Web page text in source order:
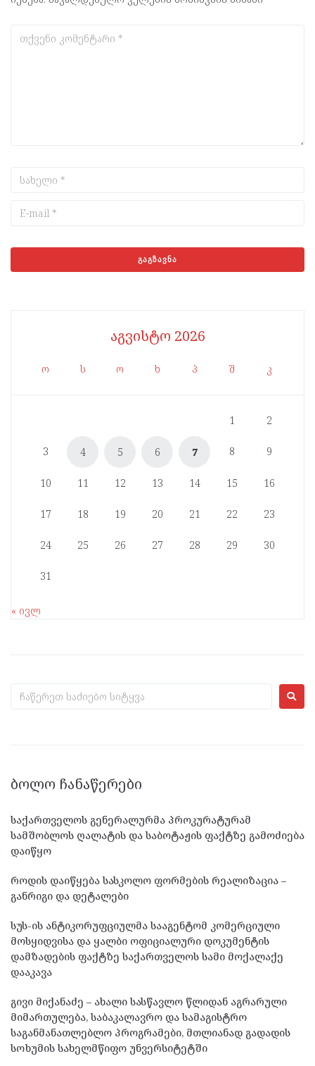
აგვისტო 2026
ო ს ო ხ პ შ კ
1 2
3 4 5 6 7 8 9
10 11 12 13 14 15 16
17 18 19 20 21 22 23
24 25 26 27 28 29 30
31
« ივლ
ᲑᲝᲚᲝ ᲩᲐᲜᲐᲬᲔᲠᲔᲑᲘ
საქართველოს გენერალურმა პროკურატურამ
სამშობლოს ღალატის და საბოტაჟის ფაქტზე გამოძიება
დაიწყო
როდის დაიწყება სასკოლო ფორმების რეალიზაცია –
განრიგი და დეტალები
სუს-ის ანტიკორუფციულმა სააგენტომ კომერციული
მოსყიდვისა და ყალბი ოფიციალური დოკუმენტის
დამზადების ფაქტზე საქართველოს სამი მოქალაქე
დააკავა
გივი მიქანაძე – ახალი სასწავლო წლიდან აგრარული
მიმართულება, საბაკალავრო და სამაგისტრო
საგანმანათლებლო პროგრამები, მთლიანად გადადის
სოხუმის სახელმწიფო უნვერსიტეტში